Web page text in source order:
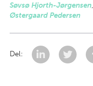
Søvsø Hjorth-Jørgensen,
Østergaard Pedersen
Del: